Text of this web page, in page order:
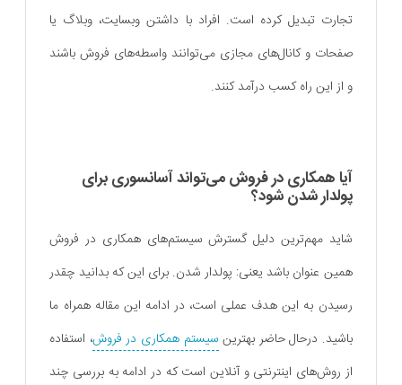
تجارت تبدیل کرده است. افراد با داشتن وبسایت، وبلاگ یا
صفحات و کانال‌های مجازی می‌توانند واسطه‌های فروش باشند
و از این راه کسب درآمد کنند.
آیا همکاری در فروش می‌تواند آسانسوری برای
پولدار شدن شود؟
شاید مهم‌ترین دلیل گسترش سیستم‌های همکاری در فروش
همین عنوان باشد یعنی: پولدار شدن. برای این که بدانید چقدر
رسیدن به این هدف عملی است، در ادامه این مقاله همراه ما
باشید. درحال حاضر بهترین سیستم همکاری در فروش، استفاده
از روش‌های اینترنتی و آنلاین است که در ادامه به بررسی چند